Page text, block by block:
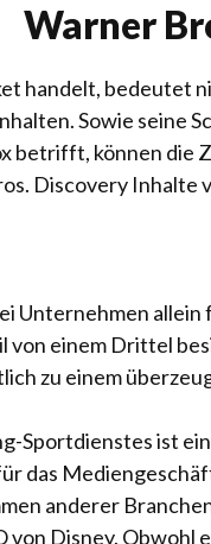
Warner
handelt, bedeutet
Sowie seine
betrifft, können die
Discovery Inhalte
Unternehmen
einem Drittel
zu einem
Sportdienstes ist
das
anderer
von Disney.